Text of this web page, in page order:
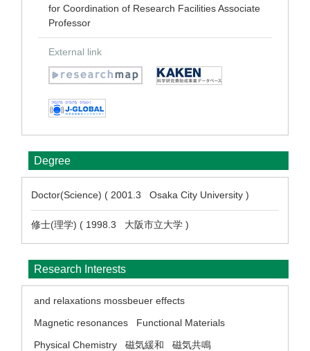
for Coordination of Research Facilities Associate
Professor
External link
Degree
Doctor(Science) ( 2001.3 Osaka City University )
修士(理学) ( 1998.3 大阪市立大学 )
Research Interests
and relaxations mossbeuer effects
Magnetic resonances
Functional Materials
Physical Chemistry
磁気緩和
磁気共鳴